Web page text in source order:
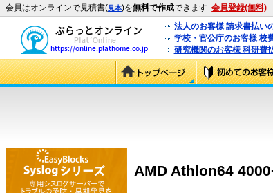
会員はオンラインで見積書(見本)を無料で作成できます 会員登録(無料)
法人のお客様 請求書払い
学校・官公庁のお客様 校
研究機関のお客様 科研費
AMD Athlon64